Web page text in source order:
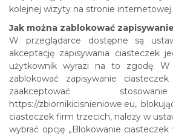
kolejnej wizyty na stronie internetowej.
Jak można zablokować
W przeglądarce dostępne są
akceptację zapisywania ciasteczek
użytkownik wyrazi na to zgodę.
zablokować zapisywanie
zaakceptować
https://zbiornikicisnieniowe.eu,
ciasteczek firm trzecich, należy w
wybrać opcję „Blokowanie